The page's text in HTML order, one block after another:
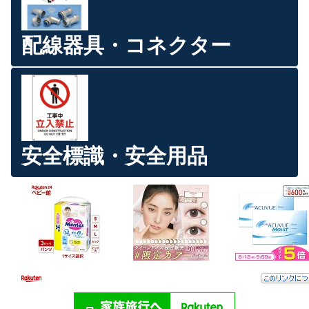
配線器具・コネクター
安全標識・安全用品